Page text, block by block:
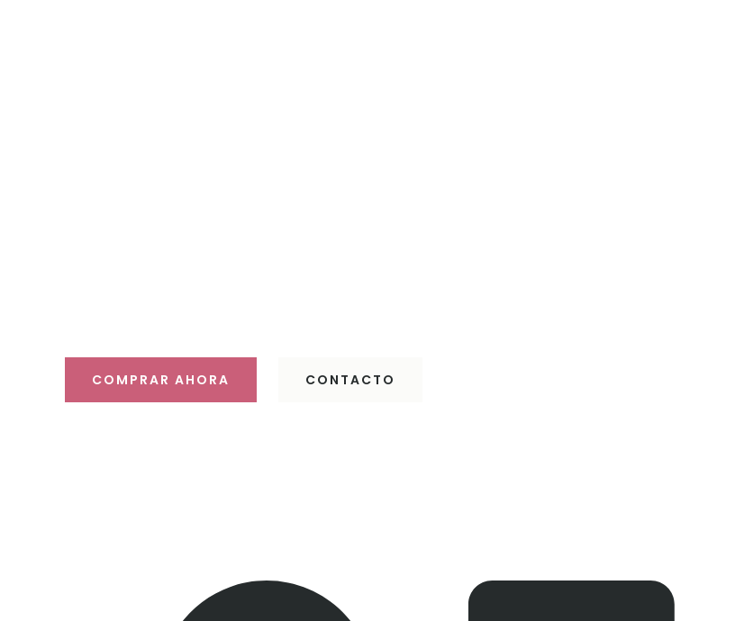
COMPRAR AHORA CONTACTO